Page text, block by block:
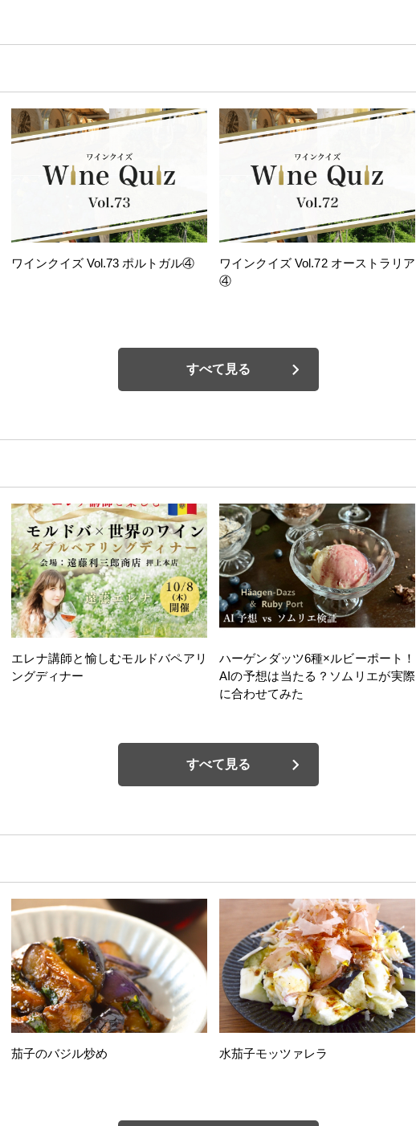
ワインクイズ Vol.73 ポルトガル④
ワインクイズ Vol.72 オーストラリア
④
すべて見る
エレナ講師と愉しむモルドバペアリ
ングディナー
ハーゲンダッツ6種×ルビーポート！
AIの予想は当たる？ソムリエが実際
に合わせてみた
すべて見る
茄子のバジル炒め 水茄子モッツァレラ